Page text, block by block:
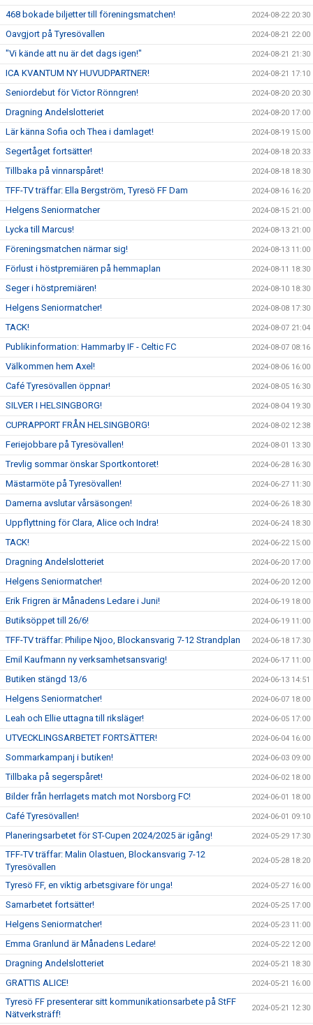
468 bokade biljetter till föreningsmatchen! 2024-08-22 20:30
Oavgjort på Tyresövallen 2024-08-21 22:00
"Vi kände att nu är det dags igen!" 2024-08-21 21:30
ICA KVANTUM NY HUVUDPARTNER! 2024-08-21 17:10
Seniordebut för Victor Rönngren! 2024-08-20 20:30
Dragning Andelslotteriet 2024-08-20 17:00
Lär känna Sofia och Thea i damlaget! 2024-08-19 15:00
Segertåget fortsätter! 2024-08-18 20:33
Tillbaka på vinnarspåret! 2024-08-18 18:30
TFF-TV träffar: Ella Bergström, Tyresö FF Dam 2024-08-16 16:20
Helgens Seniormatcher 2024-08-15 21:00
Lycka till Marcus! 2024-08-13 21:00
Föreningsmatchen närmar sig! 2024-08-13 11:00
Förlust i höstpremiären på hemmaplan 2024-08-11 18:30
Seger i höstpremiären! 2024-08-10 18:30
Helgens Seniormatcher! 2024-08-08 17:30
TACK! 2024-08-07 21:04
Publikinformation: Hammarby IF - Celtic FC 2024-08-07 08:16
Välkommen hem Axel! 2024-08-06 16:00
Café Tyresövallen öppnar! 2024-08-05 16:30
SILVER I HELSINGBORG! 2024-08-04 19:30
CUPRAPPORT FRÅN HELSINGBORG! 2024-08-02 12:38
Feriejobbare på Tyresövallen! 2024-08-01 13:30
Trevlig sommar önskar Sportkontoret! 2024-06-28 16:30
Mästarmöte på Tyresövallen! 2024-06-27 11:30
Damerna avslutar vårsäsongen! 2024-06-26 18:30
Uppflyttning för Clara, Alice och Indra! 2024-06-24 18:30
TACK! 2024-06-22 15:00
Dragning Andelslotteriet 2024-06-20 17:00
Helgens Seniormatcher! 2024-06-20 12:00
Erik Frigren är Månadens Ledare i Juni! 2024-06-19 18:00
Butiksöppet till 26/6! 2024-06-19 11:00
TFF-TV träffar: Philipe Njoo, Blockansvarig 7-12 Strandplan 2024-06-18 17:30
Emil Kaufmann ny verksamhetsansvarig! 2024-06-17 11:00
Butiken stängd 13/6 2024-06-13 14:51
Helgens Seniormatcher! 2024-06-07 18:00
Leah och Ellie uttagna till riksläger! 2024-06-05 17:00
UTVECKLINGSARBETET FORTSÄTTER! 2024-06-04 16:00
Sommarkampanj i butiken! 2024-06-03 09:00
Tillbaka på segerspåret! 2024-06-02 18:00
Bilder från herrlagets match mot Norsborg FC! 2024-06-01 18:00
Café Tyresövallen! 2024-06-01 09:10
Planeringsarbetet för ST-Cupen 2024/2025 är igång! 2024-05-29 17:30
TFF-TV träffar: Malin Olastuen, Blockansvarig 7-12
Tyresövallen
2024-05-28 18:20
Tyresö FF, en viktig arbetsgivare för unga! 2024-05-27 16:00
Samarbetet fortsätter! 2024-05-25 17:00
Helgens Seniormatcher! 2024-05-23 11:00
Emma Granlund är Månadens Ledare! 2024-05-22 12:00
Dragning Andelslotteriet 2024-05-21 18:30
GRATTIS ALICE! 2024-05-21 16:00
Tyresö FF presenterar sitt kommunikationsarbete på StFF
Nätverksträff!
2024-05-21 12:30